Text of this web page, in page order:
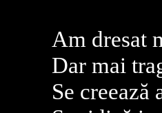
Am dresat
Dar mai
Se creează